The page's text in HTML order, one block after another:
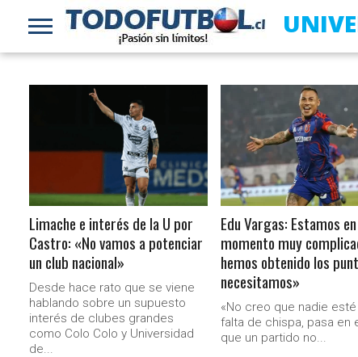
LEER MÁS
Limache e interés de la U por
Castro: «No vamos a potenciar
un club nacional»
Desde hace rato que se viene
hablando sobre un supuesto
interés de clubes grandes
como Colo Colo y Universidad
de...
LEER MÁS
Edu Vargas: Estamos
momento muy
hemos obtenido los
necesitamos»
«No creo que nadie
falta de chispa, pasa en
que un partido no...